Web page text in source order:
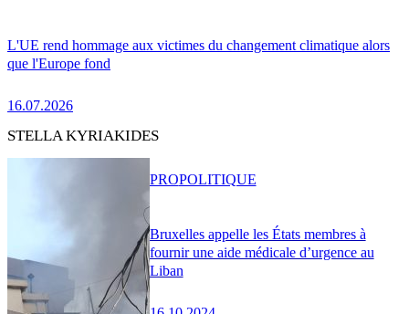
L'UE rend hommage aux victimes du changement climatique alors
que l'Europe fond
16.07.2026
STELLA KYRIAKIDES
Bruxelles appelle les États membres à
fournir une aide médicale d’urgence au
Liban
PROPOLITIQUE